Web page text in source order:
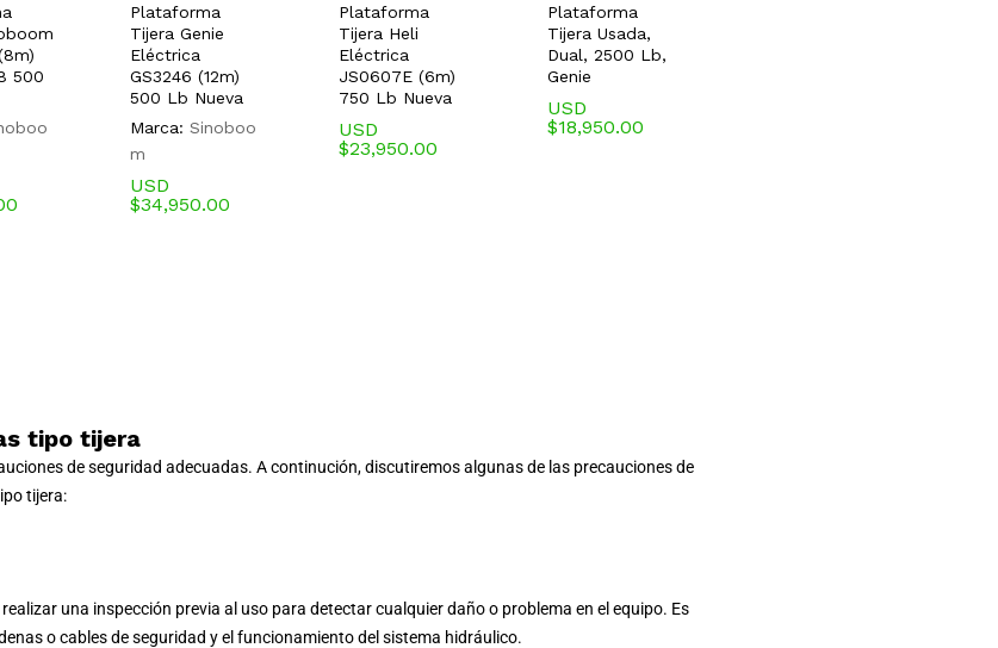
500
Plataforma
Tijera Genie
Eléctrica
GS3246 (12m)
500 Lb Nueva
Marca: Sinoboo
m
USD
$34,950.00
Plataforma
Tijera Heli
Eléctrica
JS0607E (6m)
750 Lb Nueva
USD
$23,950.00
Plataforma
Tijera Usada,
Dual, 2500 Lb,
Genie
USD
$18,950.00
tipo tijera
de seguridad adecuadas. A continución, discutiremos algunas de las precauciones de
tijera:
una inspección previa al uso para detectar cualquier daño o problema en el equipo. Es
o cables de seguridad y el funcionamiento del sistema hidráulico.